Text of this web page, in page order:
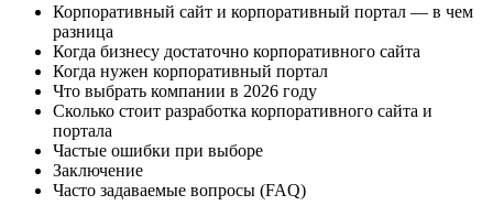
Корпоративный сайт и корпоративный портал — в чем
разница
Когда бизнесу достаточно корпоративного сайта
Когда нужен корпоративный портал
Что выбрать компании в 2026 году
Сколько стоит разработка корпоративного сайта и
портала
Частые ошибки при выборе
Заключение
Часто задаваемые вопросы (FAQ)